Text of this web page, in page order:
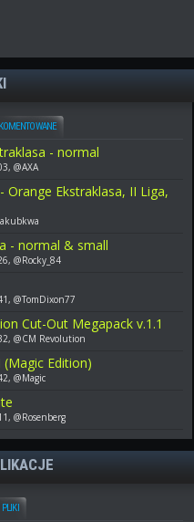
KOMENTOWANE
- normal
@AXA
Orange Ekstraklasa, II Liga,
- normal & small
@Rocky_84
@TomDixon77
Cut-Out Megapack v.1.1
@CM Revolution
Edition)
@Magic
@Rosenberg
PLIKI